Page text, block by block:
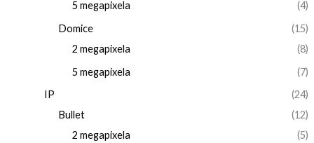
5 megapixela
(4)
Domice
(15)
2 megapixela
(8)
5 megapixela
(7)
IP
(24)
Bullet
(12)
2 megapixela
(5)